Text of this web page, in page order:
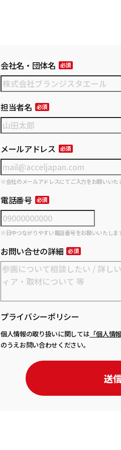
会社名・団体名
担当者名
メールアドレス
※会社のメールアドレスにてご入力をお願いいた
電話番号
※日中つながりやすい電話番号をお願いいたしま
お問い合せの詳細
プライバシーポリシー
個人情報の取り扱いに関しては 「個人情
のうえお問い合わせください。